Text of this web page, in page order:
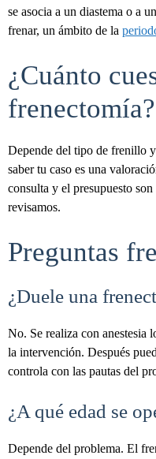
se asocia a un diastema o a
frenar, un ámbito de la
¿Cuánto
frenectomía?
Depende del tipo de frenillo
saber tu caso es una
consulta y el presupuesto son
revisamos.
Preguntas
¿Duele una
No. Se realiza con anestesia
la intervención. Después
controla con las pautas del
¿A qué edad se
Depende del problema. El